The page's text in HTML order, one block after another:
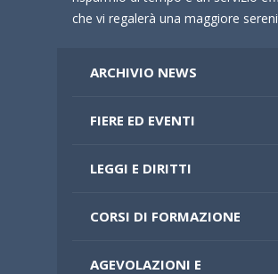
che vi regalerà una maggiore
ARCHIVIO NEWS
FIERE ED EVENTI
LEGGI E DIRITTI
CORSI DI FORMAZIONE
AGEVOLAZIONI E